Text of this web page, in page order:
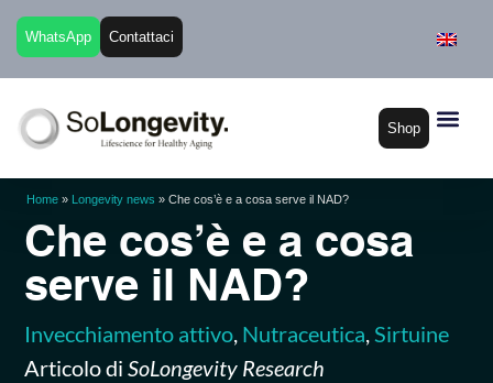
WhatsApp Contattaci
Shop
Home » Longevity news » Che cos’è e a cosa serve il NAD?
Che cos’è e a cosa
serve il NAD?
Invecchiamento attivo, Nutraceutica,Sirtuine
Articolo diSoLongevity Research